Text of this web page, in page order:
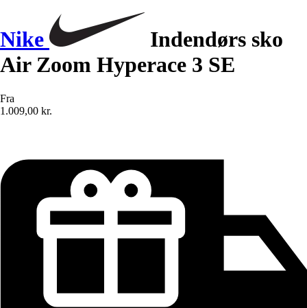
Nike
Indendørs sko
Air Zoom Hyperace 3 SE
Fra
1.009,00 kr.